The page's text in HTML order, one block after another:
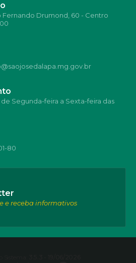
Fernando Drumond, 60 - Centro
Segunda-feira a Sexta-feira das
80
e receba informativos